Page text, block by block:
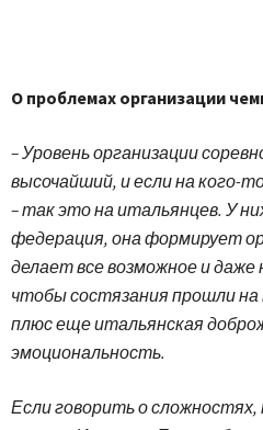
О проблемах организации
– Уровень организации
высочайший, и если на кого-
– так это на итальянцев. У
федерация, она формирует
делает все возможное и даже
чтобы состязания прошли
плюс еще итальянская
эмоциональность.
Если говорить о